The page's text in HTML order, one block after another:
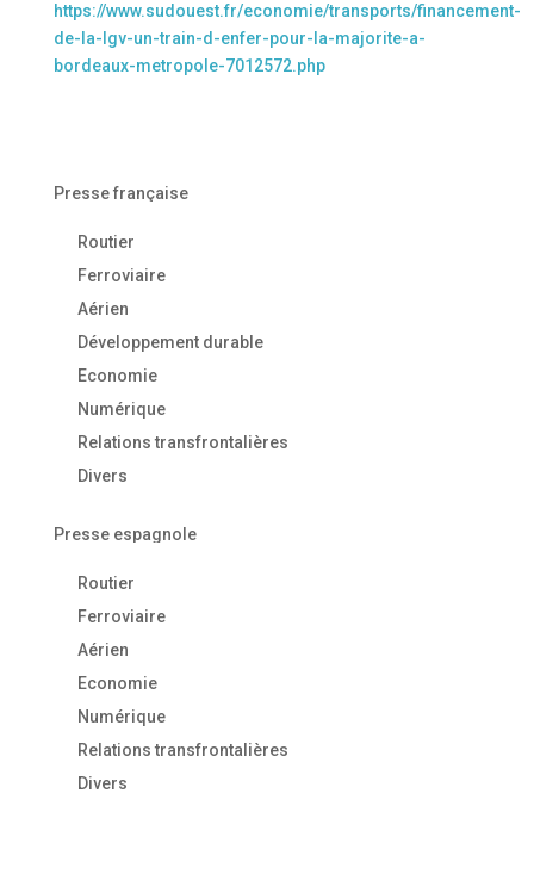
https://www.sudouest.fr/economie/transports/financement-
de-la-lgv-un-train-d-enfer-pour-la-majorite-a-
bordeaux-metropole-7012572.php
Presse française
Routier
Ferroviaire
Aérien
Développement durable
Economie
Numérique
Relations transfrontalières
Divers
Presse espagnole
Routier
Ferroviaire
Aérien
Economie
Numérique
Relations transfrontalières
Divers